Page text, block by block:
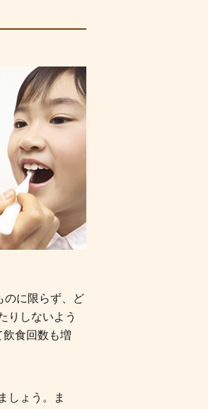
のに限らず、ど
りしないよう
食回数も増
しょう。ま